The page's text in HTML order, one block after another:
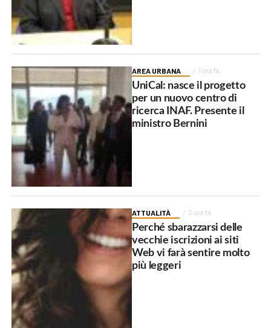
AREA URBANA 1 ora fa
UniCal: nasce il progetto
per un nuovo centro di
ricerca INAF. Presente il
ministro Bernini
ATTUALITÀ 2 ore fa
Perché sbarazzarsi delle
vecchie iscrizioni ai siti
Web vi farà sentire molto
più leggeri